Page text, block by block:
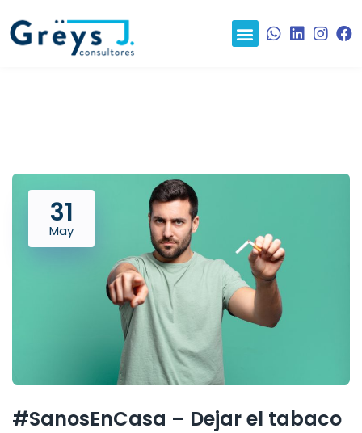
31
May
#SanosEnCasa – Dejar el tabaco